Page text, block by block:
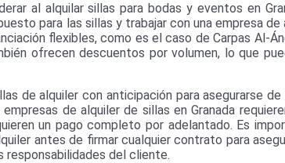
al alquilar sillas para bodas y eventos en
para las sillas y trabajar con una empresa
flexibles, como es el caso de Carpas Al-
ofrecen descuentos por volumen, lo que
de alquiler con anticipación para asegurarse
de alquiler de sillas en Granada
un pago completo por adelantado. Es
antes de firmar cualquier contrato para
responsabilidades del cliente.